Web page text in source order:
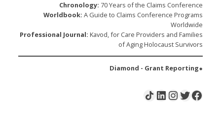
Chronology: 70 Years of the Claims Conference
Worldbook: A Guide to Claims Conference Programs
Worldwide
Professional Journal: Kavod, for Care Providers and Families
of Aging Holocaust Survivors
⬥Diamond - Grant Reporting
Facebook
Twitter
Instagram
LinkedIn
Share Icon